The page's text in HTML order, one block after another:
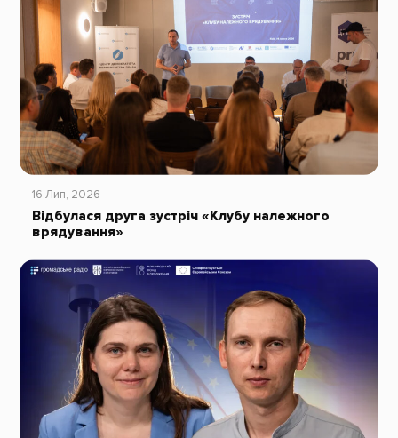
16 Лип, 2026
Відбулася друга зустріч «Клубу належного
врядування»